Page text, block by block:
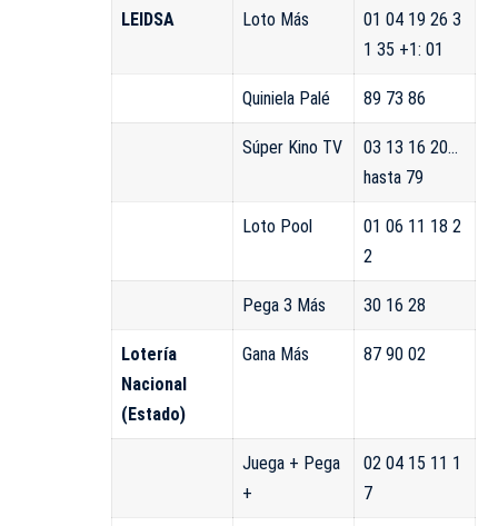
LEIDSA Loto Más
01 04 19 26 3
1 35 +1: 01
Quiniela Palé 89 73 86
Súper Kino TV
03 13 16 20…
hasta 79
Loto Pool
01 06 11 18 2
2
Pega 3 Más 30 16 28
Lotería
Nacional
(Estado)
Gana Más 87 90 02
Juega + Pega
+
02 04 15 11 1
7